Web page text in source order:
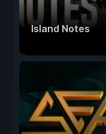
Island Notes